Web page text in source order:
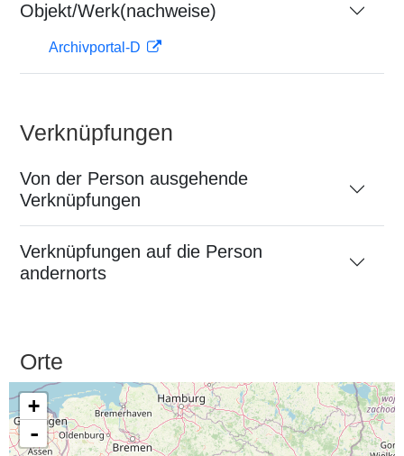
Objekt/Werk(nachweise)
Archivportal-D
Verknüpfungen
Von der Person ausgehende
Verknüpfungen
Verknüpfungen auf die Person
andernorts
Orte
+
-